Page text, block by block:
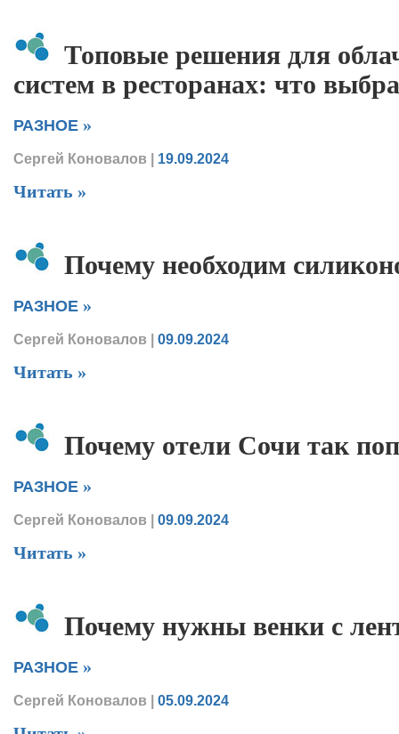
Топовые решения для
систем в ресторанах: что
РАЗНОЕ »
Сергей Коновалов | 19.09.2024
Читать »
Почему необходим
РАЗНОЕ »
Сергей Коновалов | 09.09.2024
Читать »
Почему отели Сочи так
РАЗНОЕ »
Сергей Коновалов | 09.09.2024
Читать »
Почему нужны венки с
РАЗНОЕ »
Сергей Коновалов | 05.09.2024